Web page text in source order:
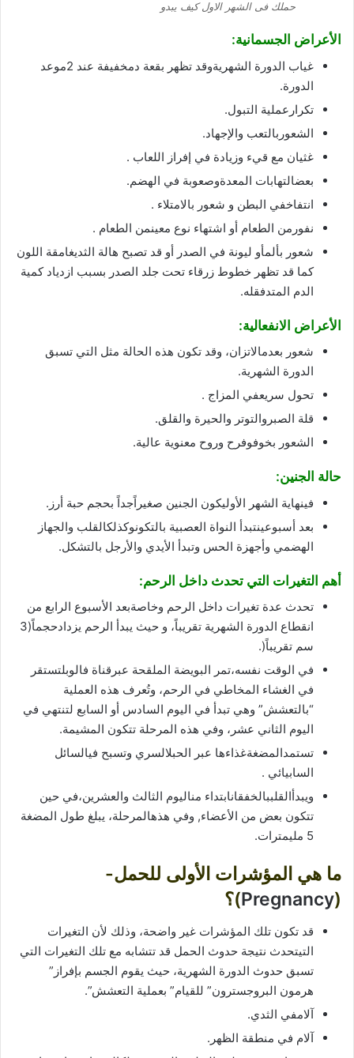
حملك فى الشهر الاول كيف يبدو
الأعراض الجسمانية:
غياب الدورة الشهريةوقد تظهر بقعة دمخفيفة عند 2موعد
الدورة.
تكرارعملية التبول.
الشعوربالتعب والإجهاد.
غثيان مع قيء وزيادة في إفراز اللعاب .
بعضالتهابات المعدةوصعوبة في الهضم.
انتفاخفي البطن و شعور بالامتلاء .
نفورمن الطعام أو اشتهاء نوع معينمن الطعام .
شعور بألمأو ليونة في الصدر أو قد تصبح هالة الثديغامقة اللون
كما قد تظهر خطوط زرقاء تحت جلد الصدر بسبب ازدياد كمية
الدم المتدفقله.
الأعراض الانفعالية:
شعور بعدمالاتزان، وقد تكون هذه الحالة مثل التي تسبق
الدورة الشهرية.
تحول سريعفي المزاج .
قلة الصبروالتوتر والحيرة والقلق.
الشعور بخوفوفرح وروح معنوية عالية.
حالة الجنين:
فينهاية الشهر الأوليكون الجنين صغيراًجداً بحجم حبة أرز.
بعد أسبوعينتبدأ النواة العصبية بالتكونوكذلكالقلب والجهاز
الهضمي وأجهزة الحس وتبدأ الأيدي والأرجل بالتشكل.
أهم التغيرات التي تحدث داخل الرحم:
تحدث عدة تغيرات داخل الرحم وخاصةبعد الأسبوع الرابع من
انقطاع الدورة الشهرية تقريباً، و حيث يبدأ الرحم يزدادحجماً(3
سم تقريباً(.
في الوقت نفسه،تمر البويضة الملقحة عبرقناة فالوبلتستقر
في الغشاء المخاطي في الرحم، وتُعرف هذه العملية
“بالتعشش” وهي تبدأ في اليوم السادس أو السابع لتنتهي في
اليوم الثاني عشر، وفي هذه المرحلة تتكون المشيمة.
تستمدالمضغةغذاءها عبر الحبلالسري وتسبح فيالسائل
السابيائي .
ويبدأالقلببالخفقانابتداء مناليوم الثالث والعشرين،في حين
تتكون بعض من الأعضاء, وفي هذهالمرحلة، يبلغ طول المضغة
5 مليمترات.
ما هي المؤشرات الأولى للحمل-
(
Pregnancy)؟
قد تكون تلك المؤشرات غير واضحة، وذلك لأن التغيرات
التيتحدث نتيجة حدوث الحمل قد تتشابه مع تلك التغيرات التي
تسبق حدوث الدورة الشهرية، حيث يقوم الجسم بإفراز”
هرمون البروجسترون” للقيام” بعملية التعشش”.
آلامفي الثدي.
آلام في منطقة الظهر.